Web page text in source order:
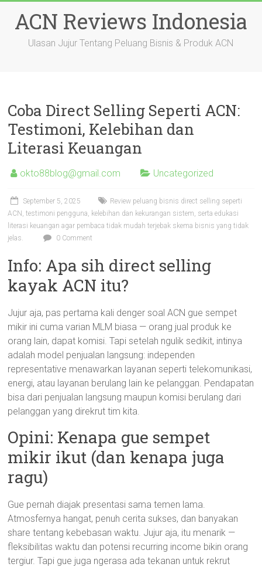
contentACN Reviews Indonesia
Ulasan Jujur Tentang Peluang Bisnis & Produk ACN
Coba Direct Selling Seperti ACN:
Testimoni, Kelebihan dan
Literasi Keuangan
okto88blog@gmail.com Uncategorized
September 5, 2025
Review peluang bisnis direct selling seperti
ACN, testimoni pengguna, kelebihan dan kekurangan sistem, serta edukasi
literasi keuangan agar pembaca tidak mudah terjebak skema bisnis yang tidak
jelas.
0 Comment
Info: Apa sih direct selling
kayak ACN itu?
Jujur aja, pas pertama kali denger soal ACN gue sempet
mikir ini cuma varian MLM biasa — orang jual produk ke
orang lain, dapat komisi. Tapi setelah ngulik sedikit, intinya
adalah model penjualan langsung: independen
representative menawarkan layanan seperti telekomunikasi,
energi, atau layanan berulang lain ke pelanggan. Pendapatan
bisa dari penjualan langsung maupun komisi berulang dari
pelanggan yang direkrut tim kita.
Opini: Kenapa gue sempet
mikir ikut (dan kenapa juga
ragu)
Gue pernah diajak presentasi sama temen lama.
Atmosfernya hangat, penuh cerita sukses, dan banyakan
share tentang kebebasan waktu. Jujur aja, itu menarik —
fleksibilitas waktu dan potensi recurring income bikin orang
tergiur. Tapi gue juga ngerasa ada tekanan untuk rekrut